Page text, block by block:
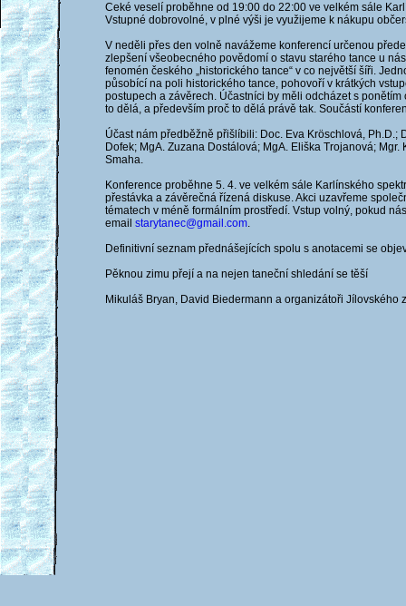
Ceké veselí proběhne od 19:00 do 22:00 ve velkém sále
Vstupné dobrovolné, v plné výši je využijeme k nákupu
V neděli přes den volně navážeme konferencí určenou
zlepšení všeobecného povědomí o stavu starého tance u
fenomén českého „historického tance“ v co největší šíři.
působící na poli historického tance, pohovoří v krátkých
postupech a závěrech. Účastníci by měli odcházet s
to dělá, a především proč to dělá právě tak. Součástí
Účast nám předběžně přišlíbili: Doc. Eva Kröschlová, Ph.D.;
Dofek; MgA. Zuzana Dostálová; MgA. Eliška Trojanová;
Smaha.
Konference proběhne 5. 4. ve velkém sále Karlínského
přestávka a závěrečná řízená diskuse. Akci uzavřeme
tématech v méně formálním prostředí. Vstup volný, pokud
email starytanec@gmail.com.
Definitivní seznam přednášejících spolu s anotacemi se
Pěknou zimu přejí a na nejen taneční shledání se těší
Mikuláš Bryan, David Biedermann a organizátoři Jílovského